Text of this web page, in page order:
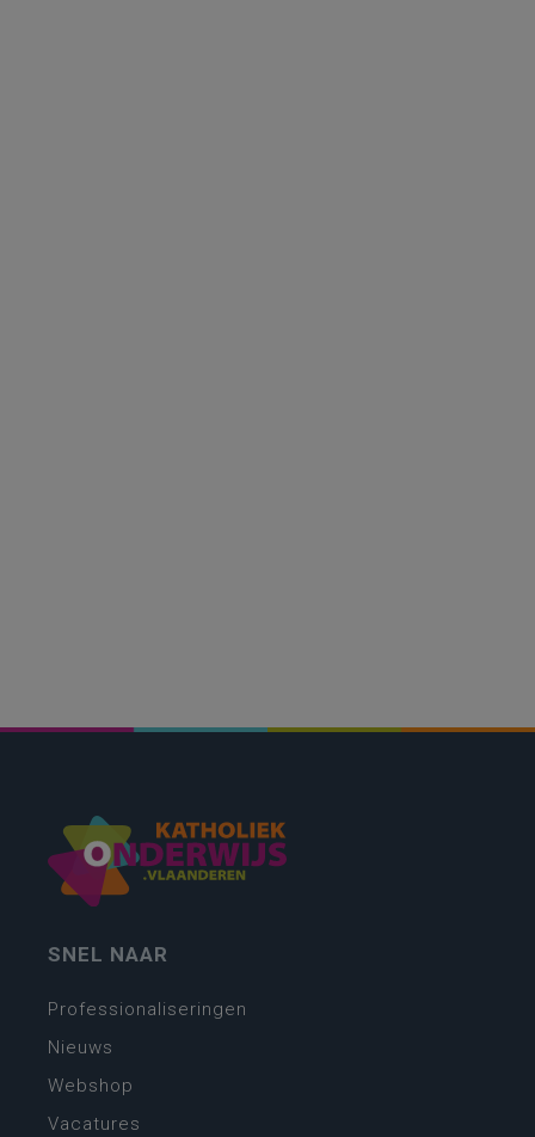
SNEL NAAR
Professionaliseringen
Nieuws
Webshop
Vacatures